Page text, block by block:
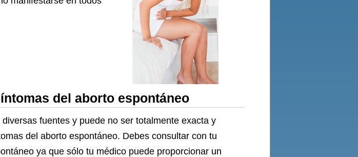
del aborto espontáneo
fuentes y puede no ser totalmente exacta y
del aborto espontáneo. Debes consultar con tu
ya que sólo tu médico puede proporcionar un